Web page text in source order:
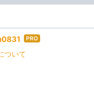
はて
ログ
ついて